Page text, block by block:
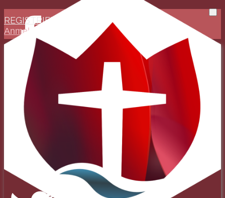
REGISTRIEREN
Anmelden
Evangelisch-Reformierte
Baptistengemeinde